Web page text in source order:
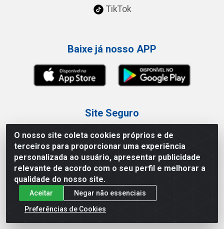
O nosso site coleta cookies próprios e de
terceiros para proporcionar uma experiência
personalizada ao usuário, apresentar publicidade
relevante de acordo com o seu perfil e melhorar a
qualidade do nosso site.
Aceitar
Negar não essenciais
Preferências de Cookies
TikTok
Baixe já nosso APP
Site Seguro
Loja / Showroom
Tel.: (11) 3227-0546
Av Vautier, 587/597 - Pari - São Paulo/SP